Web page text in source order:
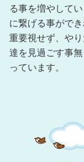
る事を増やして
に繋げる事がで
重要視せず、や
達を見過ごす事
っています。